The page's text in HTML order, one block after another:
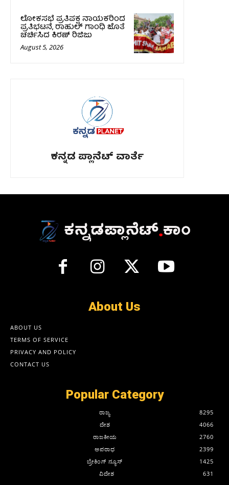
ಲೋಕಸಭೆ ಪ್ರತಿಪಕ್ಷ ನಾಯಕರಿಂದ
ಪ್ರತಿಭಟನೆ, ರಾಹುಲ್‌ ಗಾಂಧಿ ಜೊತೆ
ಚರ್ಚಿಸಿದ ಕಿರಣ್‌ ರಿಜಿಜು
August 5, 2026
ಕನ್ನಡ ಪ್ಲಾನೆಟ್ ವಾರ್ತೆ
About Us
ABOUT US
TERMS OF SERVICE
PRIVACY AND POLICY
CONTACT US
Popular Category
ರಾಜ್ಯ
8295
ದೇಶ
4066
ರಾಜಕೀಯ
2760
ಅಪರಾಧ
2399
ಬ್ರೇಕಿಂಗ್ ನ್ಯೂಸ್
1425
ವಿದೇಶ
631